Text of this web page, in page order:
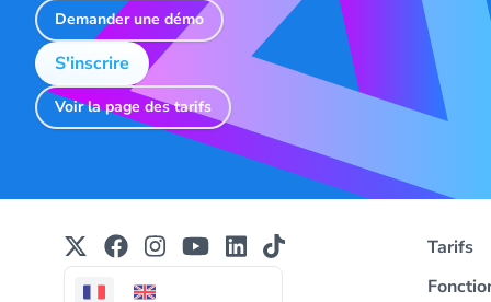
Demander une démo
S'inscrire
Voir la page des tarifs
Tarifs